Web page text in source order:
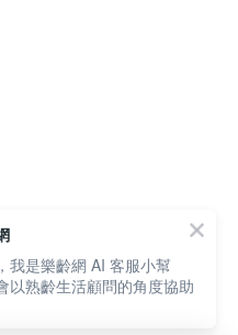
Enterprise CO.,Ltd.
Reserved.
區陽光街381號3樓 電話：
(02)2577-5021
我是樂齡網 AI 客服小幫
以熟齡生活顧問的角度協助